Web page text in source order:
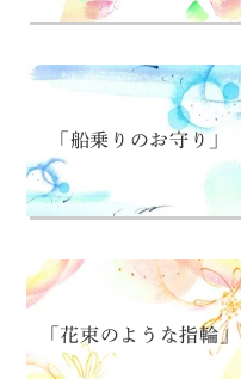
「船乗りのお守り」
「花束のような指輪」